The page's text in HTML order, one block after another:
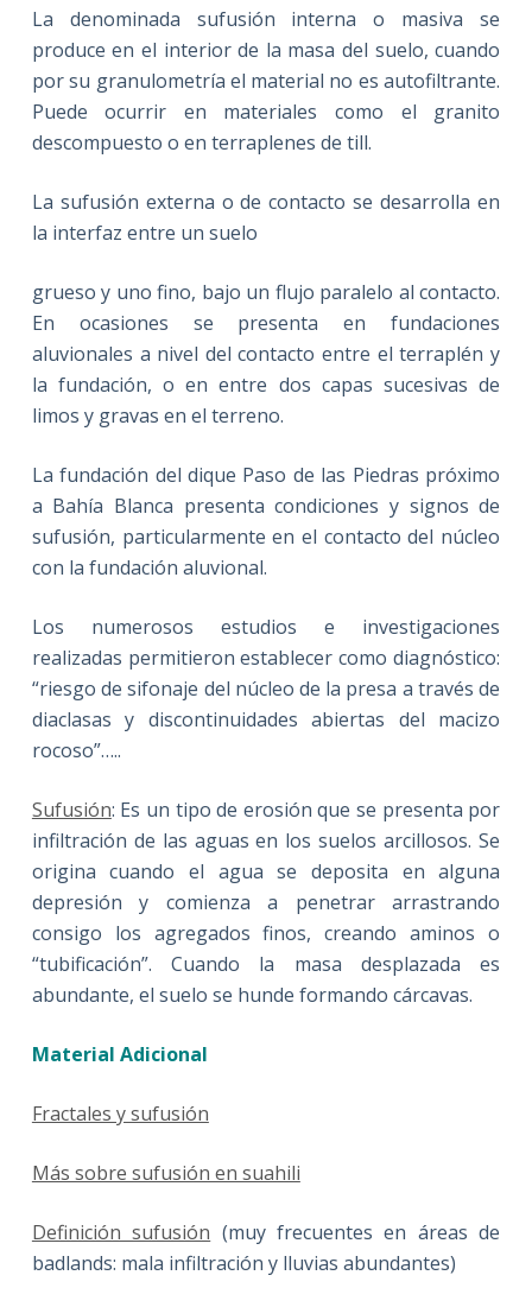
La denominada sufusión interna o masiva se
produce en el interior de la masa del suelo, cuando
por su granulometría el material no es autofiltrante.
Puede ocurrir en materiales como el granito
descompuesto o en terraplenes de till.
La sufusión externa o de contacto se desarrolla en
la interfaz entre un suelo
grueso y uno fino, bajo un flujo paralelo al contacto.
En ocasiones se presenta en fundaciones
aluvionales a nivel del contacto entre el terraplén y
la fundación, o en entre dos capas sucesivas de
limos y gravas en el terreno.
La fundación del dique Paso de las Piedras próximo
a Bahía Blanca presenta condiciones y signos de
sufusión, particularmente en el contacto del núcleo
con la fundación aluvional.
Los numerosos estudios e investigaciones
realizadas permitieron establecer como diagnóstico:
“riesgo de sifonaje del núcleo de la presa a través de
diaclasas y discontinuidades abiertas del macizo
rocoso”…..
Sufusión: Es un tipo de erosión que se presenta por
infiltración de las aguas en los suelos arcillosos. Se
origina cuando el agua se deposita en alguna
depresión y comienza a penetrar arrastrando
consigo los agregados finos, creando aminos o
“tubificación”. Cuando la masa desplazada es
abundante, el suelo se hunde formando cárcavas.
Material Adicional
Fractales y sufusión
Más sobre sufusión en suahili
Definición sufusión (muy frecuentes en áreas de
badlands: mala infiltración y lluvias abundantes)